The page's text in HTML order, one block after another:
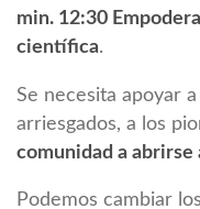
min. 12:30
científica.
Se necesita apoyar
arriesgados, a los
comunidad a
Podemos cambiar